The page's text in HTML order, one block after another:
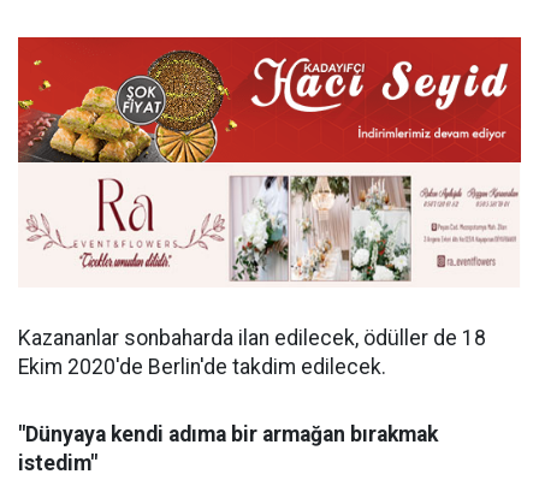
Kazananlar sonbaharda ilan edilecek, ödüller de 18
Ekim 2020'de Berlin'de takdim edilecek.
"Dünyaya kendi adıma bir armağan bırakmak
istedim"